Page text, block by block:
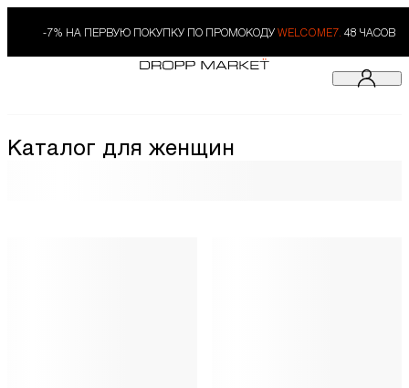
-7% НА ПЕРВУЮ ПОКУПКУ ПО ПРОМОКОДУ WELCOME7. 48 ЧАСОВ
Каталог для женщин